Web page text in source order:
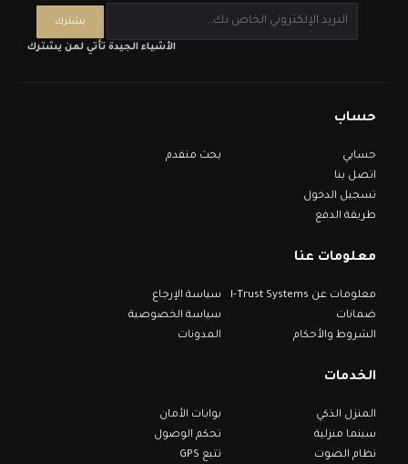
الأشياء الجيدة تأتي لمن يشترك
حساب
حسابي
اتصل بنا
تسجيل الدخول
طريقة الدفع
بحث متقدم
معلومات عنا
معلومات عن I-Trust Systems
ضمانات
الشروط والأحكام
سياسة الإرجاع
سياسة الخصوصية
المدونات
الخدمات
المنزل الذكي
سينما منزلية
نظام الصوت
بوابات الأمان
تحكم الوصول
تتبع GPS